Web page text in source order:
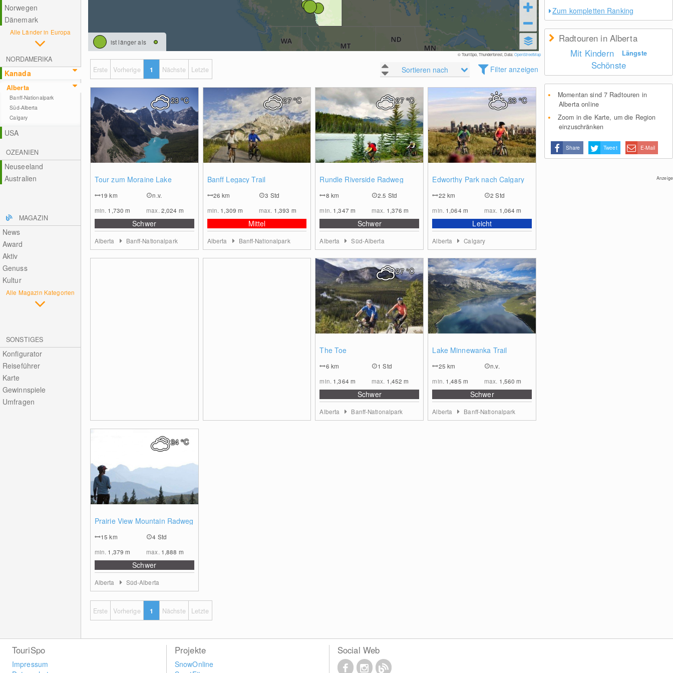
Norwegen
Dänemark
Alle Länder in Europa
NORDAMERIKA
Kanada
Alberta
Banff-Nationalpark
Süd-Alberta
Calgary
USA
OZEANIEN
Neuseeland
Australien
MAGAZIN
News
Award
Aktiv
Genuss
Kultur
Alle Magazin Kategorien
SONSTIGES
Konfigurator
Reiseführer
Karte
Gewinnspiele
Umfragen
ist länger als
© TouriSpo, Thunderforest, Data:OpenStreetMap
Sortieren nach Filter anzeigen
Erste Vorherige 1 Nächste Letzte
Tour zum Moraine Lake
19km
n.v.
min. 1,730m max. 2,024 m
Schwer
23°C
Alberta Banff-Nationalpark
Banff Legacy Trail
26km
3 Std
min. 1,309m max. 1,393 m
Mittel
27°C
Alberta Banff-Nationalpark
Rundle Riverside Radweg
8km
2.5 Std
min. 1,347m max. 1,376m
Schwer
27°C
Alberta Süd-Alberta
Edworthy Park nach Calgary
22km
2 Std
min. 1,064 m max. 1,064m
Leicht
23°C
Alberta Calgary
The Toe
6km
1 Std
min. 1,364m max. 1,452m
Schwer
27°C
Alberta Banff-Nationalpark
Lake Minnewanka Trail
25km
n.v.
min. 1,485 m max. 1,560m
Schwer
Alberta Banff-Nationalpark
Prairie View Mountain Radweg
15km
4 Std
min. 1,379m max. 1,888 m
Schwer
24°C
Alberta Süd-Alberta
Erste Vorherige 1 Nächste Letzte
Zum kompletten Ranking
Radtouren in Alberta
Mit Kindern
Längste
Schönste
Momentan sind 7 Radtouren in
Alberta online
Zoom in die Karte, um die Region
einzuschränken
Share Tweet E-Mail
Anzeige
TouriSpo
Impressum
Projekte
SnowOnline
Social Web